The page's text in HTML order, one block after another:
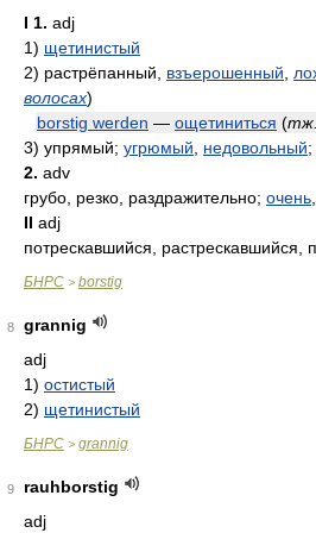
I 1. adj
1) щетинистый
2) растрёпанный, взъерошенный
волосах)
borstig werden — ощетиниться (тж.
3) упрямый; угрюмый недовольный;
2. adv
грубо, резко, раздражительно; очень
II adj
потрескавшийся, растрескавшийся,
БНРС > borstig
8
grannig
adj
1) остистый
2) щетинистый
БНРС > grannig
9
rauhborstig
adj